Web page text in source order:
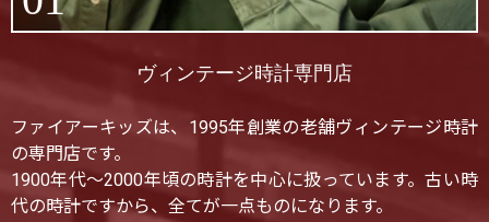
ヴィンテージ時計専門店
ファイアーキッズは、1995年創業の老舗ヴィンテージ時計
の専門店です。
1900年代〜2000年頃の時計を中心に扱っています。古い時
代の時計ですから、全てが一点ものになります。